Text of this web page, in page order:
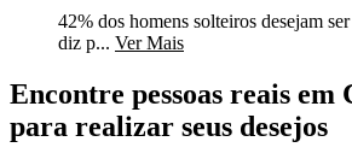
42% dos homens solteiros desejam
diz p... Ver Mais
Encontre pessoas reais em
para realizar seus desejos